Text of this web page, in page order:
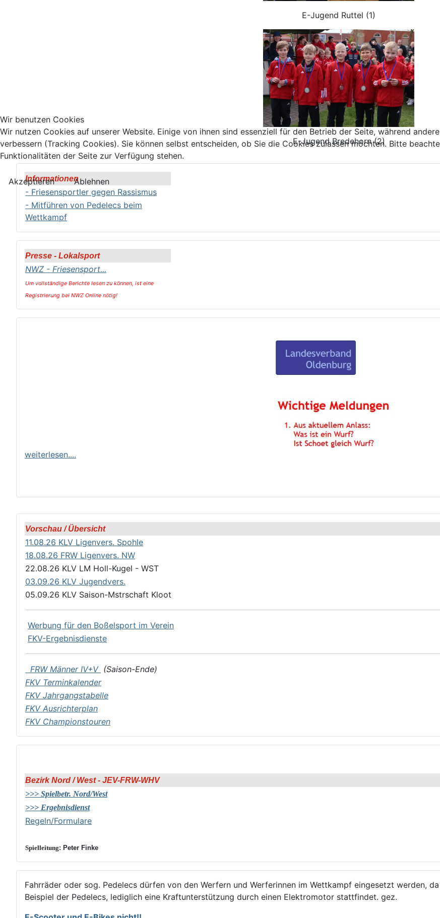
Vorschau / Übersicht
11.08.26 KLV Ligenvers. Spohle
18.08.26 FRW Ligenvers. NW
22.08.26 KLV LM Holl-Kugel - WST
03.09.26 KLV Jugendvers.
05.09.26 KLV Saison-Mstrschaft Kloot
Werbung für den Boßelsport im Verein
FKV-Ergebnisdienste
FRW Männer IV+V (Saison-Ende)
FKV Terminkalender
FKV Jahrgangstabelle
FKV Ausrichterplan
FKV Championstouren
Bezirk Nord / West - JEV-FRW-WHV
>>> Spielbetr. Nord/West
>>> Ergebnisdienst
Regeln/Formulare
Spielleitung: Peter Finke
Fahrräder oder sog. Pedelecs dürfen von den Werfern und Werferinnen im Wettkampf eingesetzt werden,
Beispiel der Pedelecs, lediglich eine Kraftunterstützung durch einen Elektromotor stattfindet. gez.
E-Jugend Ruttel (1)
E-Jugend Bredehorn (2)
Informationen
- Friesensportler gegen Rassismus
- Mitführen von Pedelecs beim
Wettkampf
Presse - Lokalsport
NWZ - Friesensport...
Um vollständige Berichte lesen zu können, ist eine
Registrierung bei NWZ Online nötig!
weiterlesen....
Wir benutzen Cookies
Wir nutzen Cookies auf unserer Website. Einige von ihnen sind essenziell für den Betrieb der Seite, während
verbessern (Tracking Cookies). Sie können selbst entscheiden, ob Sie die Cookies zulassen möchten. Bitte
Funktionalitäten der Seite zur Verfügung stehen.
Akzeptieren Ablehnen